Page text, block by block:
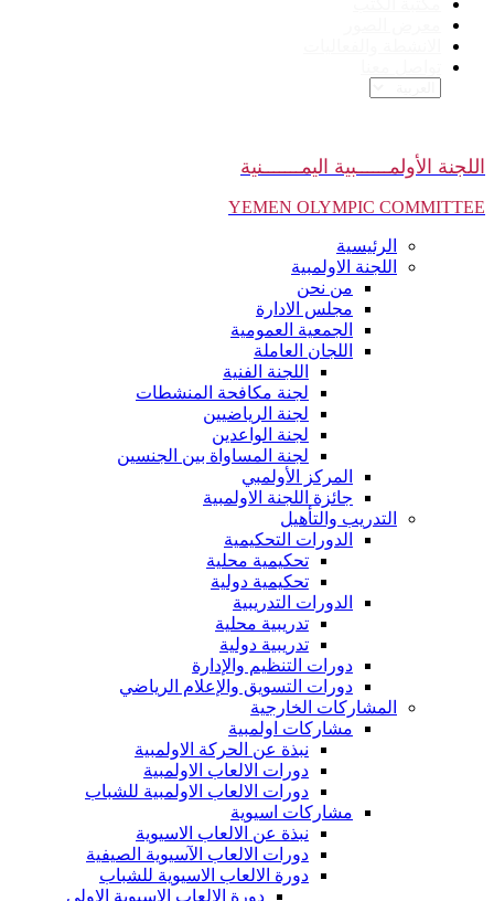
اللجنة الأولمــــــبية اليمـــــــنية
YEMEN OLYMPIC COMMITTEE
الرئيسية
اللجنة الاولمبية
من نحن
مجلس الادارة
الجمعية العمومية
اللجان العاملة
اللجنة الفنية
لجنة مكافحة المنشطات
لجنة الرياضيين
لجنة الواعدين
لجنة المساواة بين الجنسين
المركز الأولمبي
جائزة اللجنة الاولمبية
التدريب والتأهيل
الدورات التحكيمية
تحكيمية محلية
تحكيمية دولية
الدورات التدريبية
تدريبية محلية
تدريبية دولية
دورات التنظيم والإدارة
دورات التسويق والإعلام الرياضي
المشاركات الخارجية
مشاركات اولمبية
نبذة عن الحركة الاولمبية
دورات الالعاب الاولمبية
دورات الالعاب الاولمبية للشباب
مشاركات اسيوية
نبذة عن الالعاب الاسيوية
دورات الالعاب الآسيوية الصيفية
دورة الالعاب الاسيوية للشباب
دورة الالعاب الاسيوية الاولى